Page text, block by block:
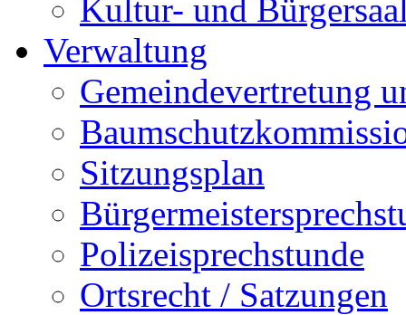
Kultur- und
Verwaltung
Gemeindevertretung
Sitzungsplan
Polizeisprechstunde
Ortsrecht / Satzungen